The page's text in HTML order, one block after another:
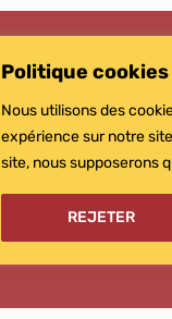
Politique cookies
Nous utilisons des
expérience sur notre
site, nous supposerons
REJETER